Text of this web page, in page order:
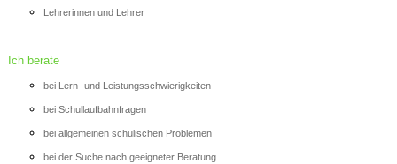
Lehrerinnen und Lehrer
Ich berate
bei Lern- und Leistungsschwierigkeiten
bei Schullaufbahnfragen
bei allgemeinen schulischen Problemen
bei der Suche nach geeigneter Beratung